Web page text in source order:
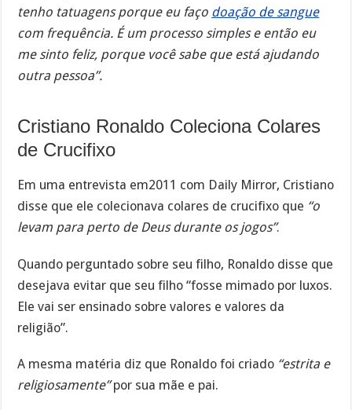
tenho tatuagens porque eu faço doação de sangue
com frequência. É um processo simples e então eu
me sinto feliz, porque você sabe que está ajudando
outra pessoa”.
Cristiano Ronaldo Coleciona Colares
de Crucifixo
Em uma entrevista em2011 com Daily Mirror, Cristiano
disse que ele colecionava colares de crucifixo que “o
levam para perto de Deus durante os jogos”.
Quando perguntado sobre seu filho, Ronaldo disse que
desejava evitar que seu filho “fosse mimado por luxos.
Ele vai ser ensinado sobre valores e valores da
religião”.
A mesma matéria diz que Ronaldo foi criado “estrita e
religiosamente”por sua mãe e pai.